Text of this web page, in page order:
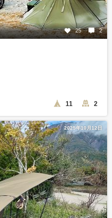
25 2
11 2
2025年10月12日